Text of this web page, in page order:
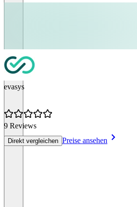
evasys
9 Reviews
Direkt vergleichen Preise ansehen